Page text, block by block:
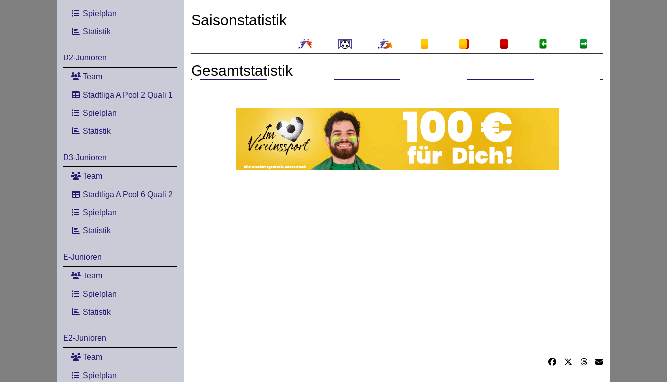
Spielplan
Statistik
D2-Junioren
Team
Stadtliga A Pool 2 Quali 1
Spielplan
Statistik
D3-Junioren
Team
Stadtliga A Pool 6 Quali 2
Spielplan
Statistik
E-Junioren
Team
Spielplan
Statistik
E2-Junioren
Team
Spielplan
Saisonstatistik
Gesamtstatistik